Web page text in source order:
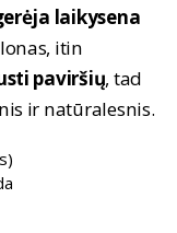
laikysena
itin
paviršių, tad
ir natūralesnis.